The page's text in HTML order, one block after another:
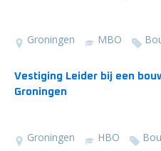
Groningen MBO
Vestiging Leider bij een
Groningen
Groningen HBO